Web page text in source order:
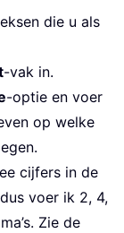
die u als
-vak in.
-optie en voer
op welke
cijfers in de
voer ik 2, 4,
Zie de